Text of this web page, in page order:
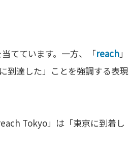
てています。一方、「reach」
到達した」ことを強調する表現
Tokyo」は「東京に到着し